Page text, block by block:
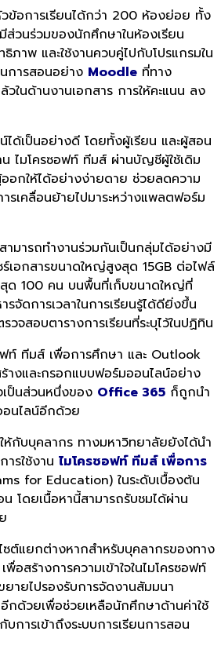
ข้อการเรียนได้กว่า 200 ห้องย่อย ทั้ง
ส่วนร่วมของนักศึกษาในห้องเรียน
ภาพ และใช้งานควบคู่ไปกับโปรแกรมใน
การสอนอย่าง Moodle ที่ทาง
ในด้านงานเอกสาร การให้คะแนน ลง
ได้เป็นอย่างดี โดยทั้งผู้เรียน และผู้สอน
น ไมโครซอฟท์ ทีมส์ ผ่านบัญชีผู้ใช้เดิม
อกให้ได้อย่างง่ายดาย ช่วยลดความ
รเคลื่อนย้ายไปมาระหว่างแพลตฟอร์ม
มารถทำงานร่วมกันเป็นกลุ่มได้อย่างมี
เอกสารขนาดใหญ่สูงสุด 15GB ต่อไฟล์
สุด 100 คน บนพื้นที่เก็บขนาดใหญ่ที่
จัดการเวลาในการเรียนรู้ได้ดียิ่งขึ้น
วจสอบตารางการเรียนที่ระบุไว้ในปฏิทิน
ฟท์ ทีมส์ เพื่อการศึกษา และ Outlook
างและกรอกแบบฟอร์มออนไลน์อย่าง
เป็นส่วนหนึ่งของ Office 365 ก็ถูกนำ
อนไลน์อีกด้วย
ห้กับบุคลากร ทางมหาวิทยาลัยยังได้นำ
ารใช้งาน ไมโครซอฟท์ ทีมส์ เพื่อการ
for Education) ในระดับเบื้องต้น
โดยเนื้อหานี้สามารถรับชมได้ผ่าน
ซต์แยกต่างหากสำหรับบุคลากรของทาง
อสร้างการความเข้าใจในไมโครซอฟท์
ายไปรองรับการจัดงานสัมมนา
กด้วยเพื่อช่วยเหลือนักศึกษาด้านค่าใช้
การเข้าถึงระบบการเรียนการสอน